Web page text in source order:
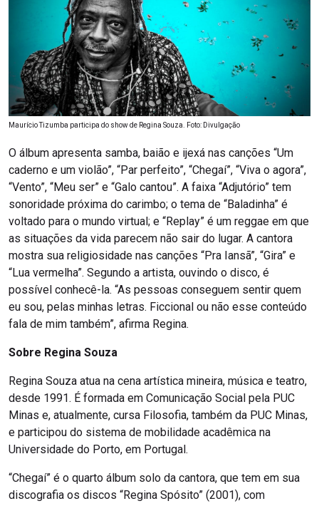
Maurício Tizumba participa do show de Regina Souza. Foto: Divulgação
O álbum apresenta samba, baião e ijexá nas canções “Um
caderno e um violão”, “Par perfeito”, “Chegaí”, “Viva o agora”,
“Vento”, “Meu ser” e “Galo cantou”. A faixa “Adjutório” tem
sonoridade próxima do carimbo; o tema de “Baladinha” é
voltado para o mundo virtual; e “Replay” é um reggae em que
as situações da vida parecem não sair do lugar. A cantora
mostra sua religiosidade nas canções “Pra Iansã”, “Gira” e
“Lua vermelha”. Segundo a artista, ouvindo o disco, é
possível conhecê-la. “As pessoas conseguem sentir quem
eu sou, pelas minhas letras. Ficcional ou não esse conteúdo
fala de mim também”, afirma Regina.
Sobre Regina Souza
Regina Souza atua na cena artística mineira, música e teatro,
desde 1991. É formada em Comunicação Social pela PUC
Minas e, atualmente, cursa Filosofia, também da PUC Minas,
e participou do sistema de mobilidade acadêmica na
Universidade do Porto, em Portugal.
“Chegaí” é o quarto álbum solo da cantora, que tem em sua
discografia os discos “Regina Spósito” (2001), com